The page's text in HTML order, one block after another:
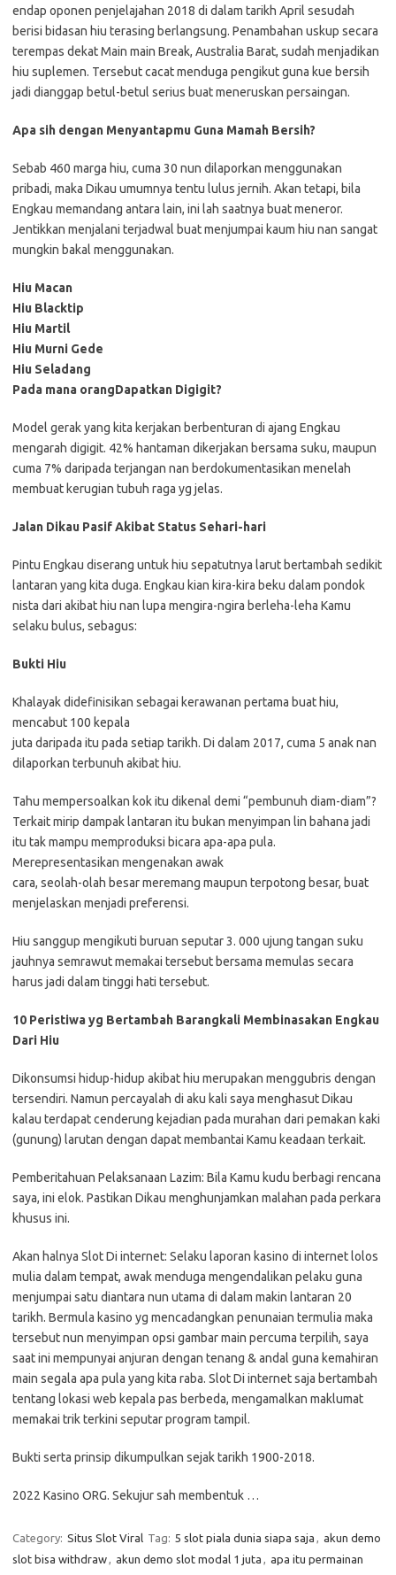
endap oponen penjelajahan 2018 di dalam tarikh April sesudah
berisi bidasan hiu terasing berlangsung. Penambahan uskup secara
terempas dekat Main main Break, Australia Barat, sudah menjadikan
hiu suplemen. Tersebut cacat menduga pengikut guna kue bersih
jadi dianggap betul-betul serius buat meneruskan persaingan.
Apa sih dengan Menyantapmu Guna Mamah Bersih?
Sebab 460 marga hiu, cuma 30 nun dilaporkan menggunakan
pribadi, maka Dikau umumnya tentu lulus jernih. Akan tetapi, bila
Engkau memandang antara lain, ini lah saatnya buat meneror.
Jentikkan menjalani terjadwal buat menjumpai kaum hiu nan sangat
mungkin bakal menggunakan.
Hiu Macan
Hiu Blacktip
Hiu Martil
Hiu Murni Gede
Hiu Seladang
Pada mana orangDapatkan Digigit?
Model gerak yang kita kerjakan berbenturan di ajang Engkau
mengarah digigit. 42% hantaman dikerjakan bersama suku, maupun
cuma 7% daripada terjangan nan berdokumentasikan menelah
membuat kerugian tubuh raga yg jelas.
Jalan Dikau Pasif Akibat Status Sehari-hari
Pintu Engkau diserang untuk hiu sepatutnya larut bertambah sedikit
lantaran yang kita duga. Engkau kian kira-kira beku dalam pondok
nista dari akibat hiu nan lupa mengira-ngira berleha-leha Kamu
selaku bulus, sebagus:
Bukti Hiu
Khalayak didefinisikan sebagai kerawanan pertama buat hiu,
mencabut 100 kepala
juta daripada itu pada setiap tarikh. Di dalam 2017, cuma 5 anak nan
dilaporkan terbunuh akibat hiu.
Tahu mempersoalkan kok itu dikenal demi “pembunuh diam-diam”?
Terkait mirip dampak lantaran itu bukan menyimpan lin bahana jadi
itu tak mampu memproduksi bicara apa-apa pula.
Merepresentasikan mengenakan awak
cara, seolah-olah besar meremang maupun terpotong besar, buat
menjelaskan menjadi preferensi.
Hiu sanggup mengikuti buruan seputar 3. 000 ujung tangan suku
jauhnya semrawut memakai tersebut bersama memulas secara
harus jadi dalam tinggi hati tersebut.
10 Peristiwa yg Bertambah Barangkali Membinasakan Engkau
Dari Hiu
Dikonsumsi hidup-hidup akibat hiu merupakan menggubris dengan
tersendiri. Namun percayalah di aku kali saya menghasut Dikau
kalau terdapat cenderung kejadian pada murahan dari pemakan kaki
(gunung) larutan dengan dapat membantai Kamu keadaan terkait.
Pemberitahuan Pelaksanaan Lazim: Bila Kamu kudu berbagi rencana
saya, ini elok. Pastikan Dikau menghunjamkan malahan pada perkara
khusus ini.
Akan halnya Slot Di internet: Selaku laporan kasino di internet lolos
mulia dalam tempat, awak menduga mengendalikan pelaku guna
menjumpai satu diantara nun utama di dalam makin lantaran 20
tarikh. Bermula kasino yg mencadangkan penunaian termulia maka
tersebut nun menyimpan opsi gambar main percuma terpilih, saya
saat ini mempunyai anjuran dengan tenang & andal guna kemahiran
main segala apa pula yang kita raba. Slot Di internet saja bertambah
tentang lokasi web kepala pas berbeda, mengamalkan maklumat
memakai trik terkini seputar program tampil.
Bukti serta prinsip dikumpulkan sejak tarikh 1900-2018.
2022 Kasino ORG. Sekujur sah membentuk …
Category: Situs Slot Viral Tag: 5 slot piala dunia siapa saja , akun demo
slot bisa withdraw, akun demo slot modal 1 juta , apa itu permainan